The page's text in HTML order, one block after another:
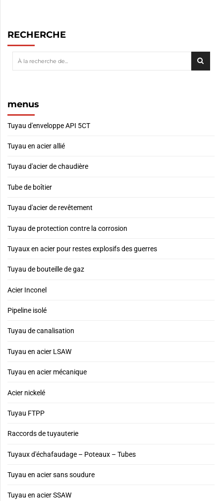
RECHERCHE
menus
Tuyau d'enveloppe API 5CT
Tuyau en acier allié
Tuyau d'acier de chaudière
Tube de boîtier
Tuyau d'acier de revêtement
Tuyau de protection contre la corrosion
Tuyaux en acier pour restes explosifs des guerres
Tuyau de bouteille de gaz
Acier Inconel
Pipeline isolé
Tuyau de canalisation
Tuyau en acier LSAW
Tuyau en acier mécanique
Acier nickelé
Tuyau FTPP
Raccords de tuyauterie
Tuyaux d'échafaudage – Poteaux – Tubes
Tuyau en acier sans soudure
Tuyau en acier SSAW